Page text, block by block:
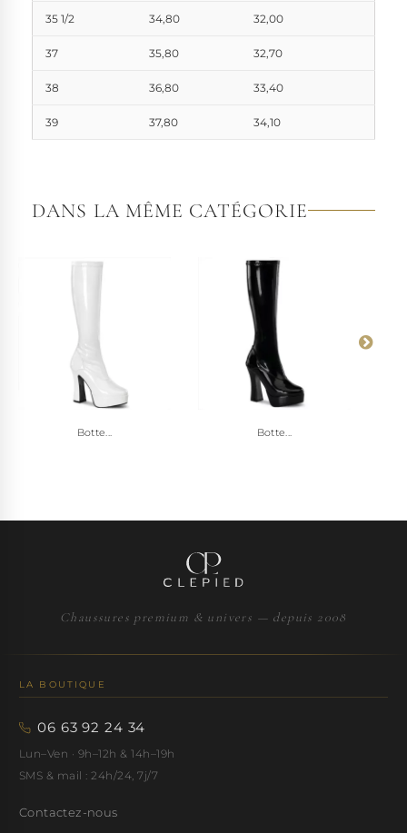
35 1/2 34,80 32,00
37 35,80 32,70
38 36,80 33,40
39 37,80 34,10
DANS LA MÊME CATÉGORIE
Botte... Botte...
Chaussures premium & univers — depuis 2008
LA BOUTIQUE
06 63 92 24 34
Lun–Ven · 9h–12h & 14h–19h
SMS & mail : 24h/24, 7j/7
Contactez-nous